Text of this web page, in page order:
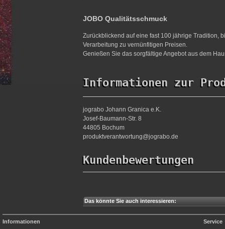
JOBO Qualitätsschmuck
Zurückblickend auf eine fast 100 jährige Tradition,
Verarbeitung zu vernünfitigen Preisen.
Genießen Sie das sorgfältige Angebot aus dem
Informationen zur
jograbo Johann Granica e.K.
Josef-Baumann-Str. 8
44805 Bochum
produktverantwortung@jograbo.de
Kundenbewertungen
Das könnte Sie auch interessieren:
Informationen
Service